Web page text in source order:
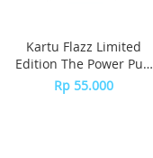
Kartu Flazz Limited
Edition The Power Puff
Girls
Rp 55.000